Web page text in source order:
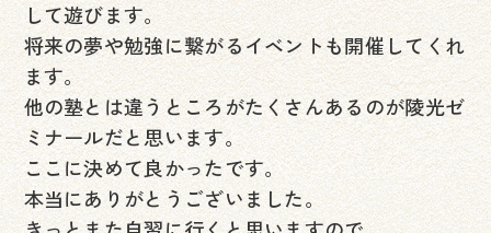
して遊びます。
将来の夢や勉強に繋がるイベントも開催してくれ
ます。
他の塾とは違うところがたくさんあるのが陵光ゼ
ミナールだと思います。
ここに決めて良かったです。
本当にありがとうございました。